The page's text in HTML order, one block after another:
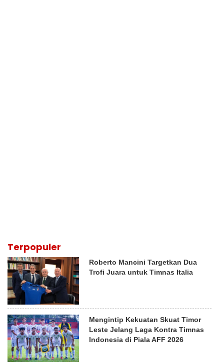
Terpopuler
Roberto Mancini Targetkan Dua
Trofi Juara untuk Timnas Italia
Mengintip Kekuatan Skuat Timor
Leste Jelang Laga Kontra Timnas
Indonesia di Piala AFF 2026